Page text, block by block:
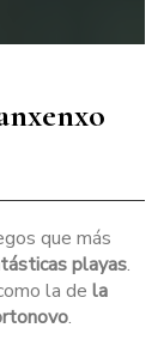
que más
playas.
la de la
.